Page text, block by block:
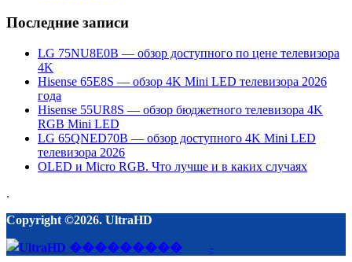
Последние записи
LG 75NU8E0B — обзор доступного по цене телевизора
4K
Hisense 65E8S — обзор 4K Mini LED телевизора 2026
года
Hisense 55UR8S — обзор бюджетного телевизора 4K
RGB Mini LED
LG 65QNED70B — обзор доступного 4K Mini LED
телевизора 2026
OLED и Micro RGB. Что лучше и в каких случаях
.
Copyright ©2026. UltraHD
-